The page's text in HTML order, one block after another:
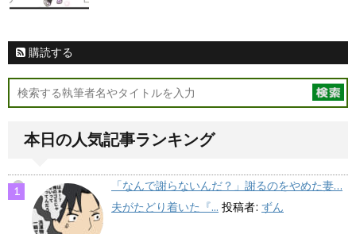
購読する
本日の人気記事ランキング
「なんで謝らないんだ？」謝るのをやめた妻…
夫がたどり着いた『... 投稿者: ずん